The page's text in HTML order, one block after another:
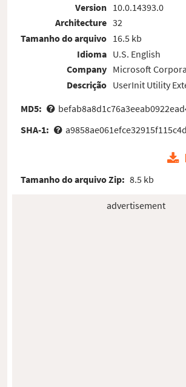
Version
Architecture
Tamanho do arquivo
Idioma
Company
Descrição
10.0.14393.0
32
16.5 kb
U.S. English
Microsoft
UserInit Utility
MD5:
SHA-1:
Tamanho do arquivo Zip: 8.5 kb
advertisement